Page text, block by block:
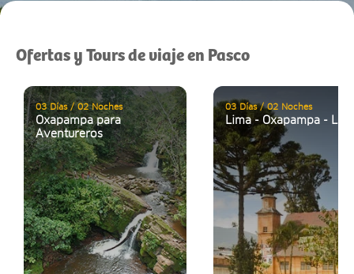
Ofertas y Tours de viaje en Pasco
03 Días / 02 Noches
Oxapampa para
Aventureros
03 Días / 02 Noches
Lima - Oxapampa -